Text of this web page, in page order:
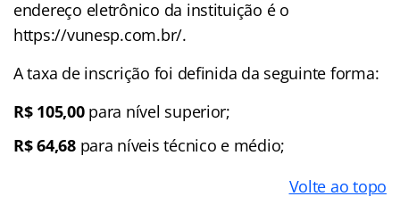
endereço eletrônico da instituição é o
https://vunesp.com.br/.
A taxa de inscrição foi definida da seguinte forma:
R$ 105,00para nível superior;
R$ 64,68para níveis técnico e médio;
Volte ao topo